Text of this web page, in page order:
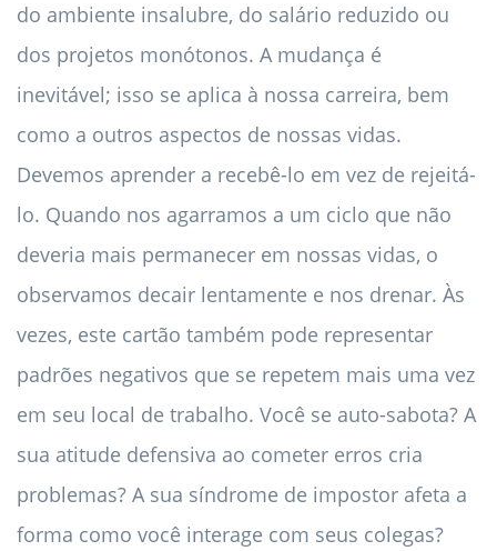
do ambiente insalubre, do salário reduzido ou
dos projetos monótonos. A mudança é
inevitável; isso se aplica à nossa carreira, bem
como a outros aspectos de nossas vidas.
Devemos aprender a recebê-lo em vez de rejeitá-
lo. Quando nos agarramos a um ciclo que não
deveria mais permanecer em nossas vidas, o
observamos decair lentamente e nos drenar. Às
vezes, este cartão também pode representar
padrões negativos que se repetem mais uma vez
em seu local de trabalho. Você se auto-sabota? A
sua atitude defensiva ao cometer erros cria
problemas? A sua síndrome de impostor afeta a
forma como você interage com seus colegas?